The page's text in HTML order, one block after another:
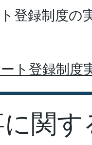
登録制度の
ト登録制度
関